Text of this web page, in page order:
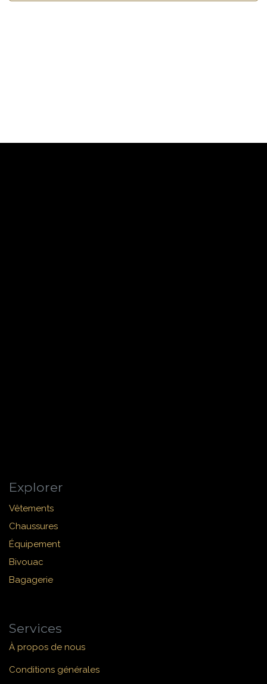
Explorer
Vêtements
Chaussures
Équipement
Bivouac
Bagagerie
Services
À propos de nous
Conditions générales